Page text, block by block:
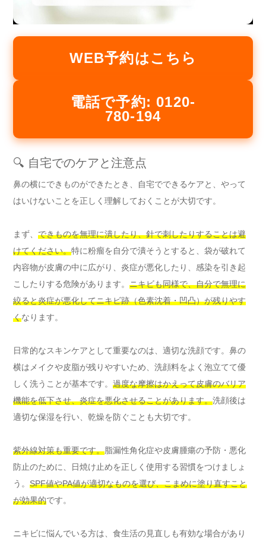
WEB予約はこちら
電話で予約: 0120-
780-194
🔍 自宅でのケアと注意点
鼻の横にできものができたとき、自宅でできるケアと、やって
はいけないことを正しく理解しておくことが大切です。
まず、 できものを無理に潰したり、針で刺したりすることは避
けてください。特に粉瘤を自分で潰そうとすると、袋が破れて
内容物が皮膚の中に広がり、炎症が悪化したり、感染を引き起
こしたりする危険があります。 ニキビも同様で、自分で無理に
絞ると炎症が悪化してニキビ跡（色素沈着・凹凸）が残りやす
くなります。
日常的なスキンケアとして重要なのは、適切な洗顔です。鼻の
横はメイクや皮脂が残りやすいため、洗顔料をよく泡立てて優
しく洗うことが基本です。 過度な摩擦はかえって皮膚のバリア
機能を低下させ、炎症を悪化させることがあります。洗顔後は
適切な保湿を行い、乾燥を防ぐことも大切です。
紫外線対策も重要です。脂漏性角化症や皮膚腫瘍の予防・悪化
防止のために、日焼け止めを正しく使用する習慣をつけましょ
う。 SPF値やPA値が適切なものを選び、こまめに塗り直すこと
が効果的です。
ニキビに悩んでいる方は、食生活の見直しも有効な場合があり